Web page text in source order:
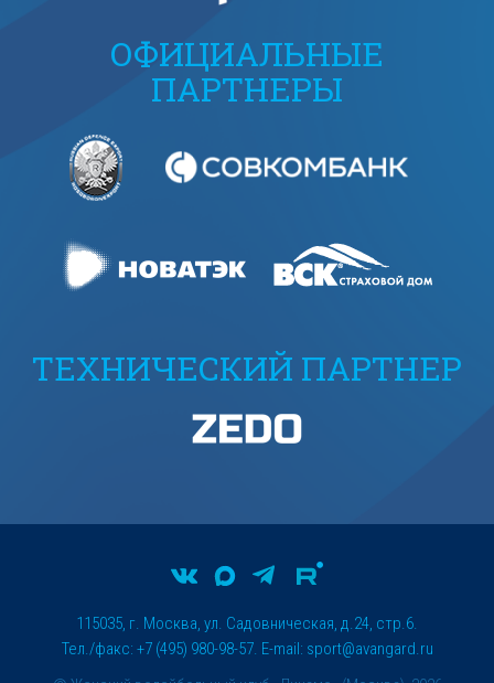
ОФИЦИАЛЬНЫЕ
ПАРТНЕРЫ
ТЕХНИЧЕСКИЙ ПАРТНЕР
115035, г. Москва, ул. Садовническая, д.24, стр.6.
Тел./факс: +7 (495) 980-98-57. E-mail: sport@avangard.ru